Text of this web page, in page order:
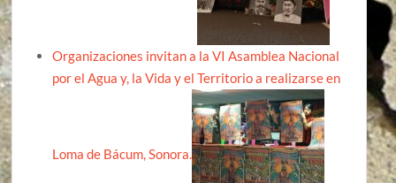
Organizaciones invitan a la VI Asamblea Nacional
por el Agua y, la Vida y el Territorio a realizarse en
Loma de Bácum, Sonora.